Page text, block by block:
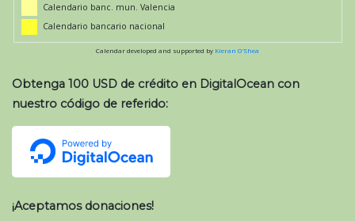
Calendario banc. mun. Valencia
Calendario bancario nacional
Calendar developed and supported by Kieran O'Shea
Obtenga 100 USD de crédito en DigitalOcean con
nuestro código de referido:
¡Aceptamos donaciones!